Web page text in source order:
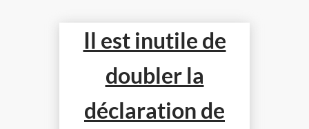
Il est inutile de
doubler la
déclaration de